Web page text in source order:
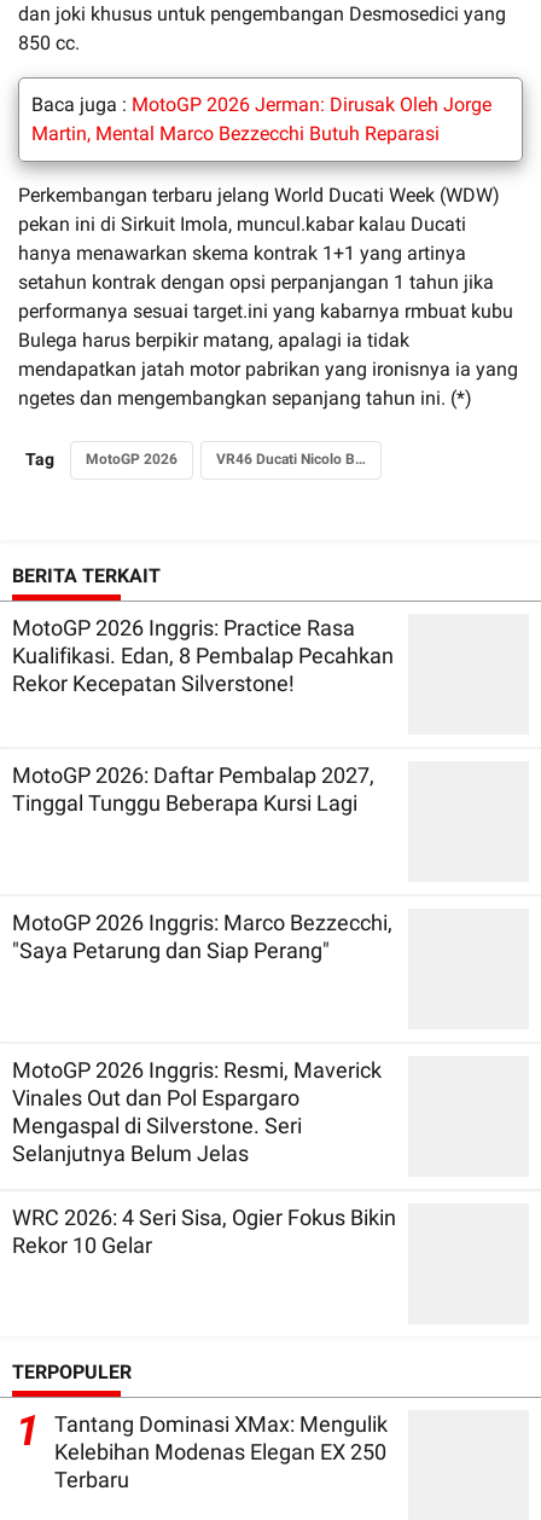
dan joki khusus untuk pengembangan Desmosedici yang
850 cc.
Baca juga : MotoGP 2026 Jerman: Dirusak Oleh Jorge
Martin, Mental Marco Bezzecchi Butuh Reparasi
Perkembangan terbaru jelang World Ducati Week (WDW)
pekan ini di Sirkuit Imola, muncul.kabar kalau Ducati
hanya menawarkan skema kontrak 1+1 yang artinya
setahun kontrak dengan opsi perpanjangan 1 tahun jika
performanya sesuai target.ini yang kabarnya rmbuat kubu
Bulega harus berpikir matang, apalagi ia tidak
mendapatkan jatah motor pabrikan yang ironisnya ia yang
ngetes dan mengembangkan sepanjang tahun ini. (*)
Tag MotoGP 2026 VR46 Ducati Nicolo Bulega
BERITA TERKAIT
MotoGP 2026 Inggris: Practice Rasa
Kualifikasi. Edan, 8 Pembalap Pecahkan
Rekor Kecepatan Silverstone!
MotoGP 2026: Daftar Pembalap 2027,
Tinggal Tunggu Beberapa Kursi Lagi
MotoGP 2026 Inggris: Marco Bezzecchi,
"Saya Petarung dan Siap Perang"
MotoGP 2026 Inggris: Resmi, Maverick
Vinales Out dan Pol Espargaro
Mengaspal di Silverstone. Seri
Selanjutnya Belum Jelas
WRC 2026: 4 Seri Sisa, Ogier Fokus Bikin
Rekor 10 Gelar
TERPOPULER
1
Tantang Dominasi XMax: Mengulik
Kelebihan Modenas Elegan EX 250
Terbaru